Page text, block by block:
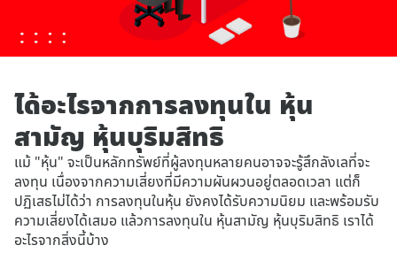
ได้อะไรจากการลงทุนใน หุ้น
สามัญ หุ้นบุริมสิทธิ
แม้ "หุ้น" จะเป็นหลักทรัพย์ที่ผู้ลงทุนหลายคนอาจจะรู้สึกลังเลที่จะ
ลงทุน เนื่องจากความเสี่ยงที่มีความผันผวนอยู่ตลอดเวลา แต่ก็
ปฏิเสธไม่ได้ว่า การลงทุนในหุ้น ยังคงได้รับความนิยม และพร้อมรับ
ความเสี่ยงได้เสมอ แล้วการลงทุนใน หุ้นสามัญ หุ้นบุริมสิทธิ เราได้
อะไรจากสิ่งนี้บ้าง